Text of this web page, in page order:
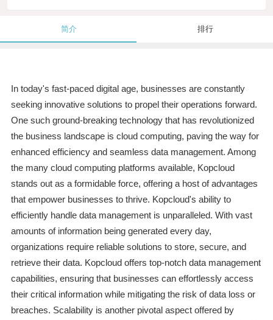
简介 排行
In today's fast-paced digital age, businesses are constantly
seeking innovative solutions to propel their operations forward.
One such ground-breaking technology that has revolutionized
the business landscape is cloud computing, paving the way for
enhanced efficiency and seamless data management. Among
the many cloud computing platforms available, Kopcloud
stands out as a formidable force, offering a host of advantages
that empower businesses to thrive. Kopcloud's ability to
efficiently handle data management is unparalleled. With vast
amounts of information being generated every day,
organizations require reliable solutions to store, secure, and
retrieve their data. Kopcloud offers top-notch data management
capabilities, ensuring that businesses can effortlessly access
their critical information while mitigating the risk of data loss or
breaches. Scalability is another pivotal aspect offered by